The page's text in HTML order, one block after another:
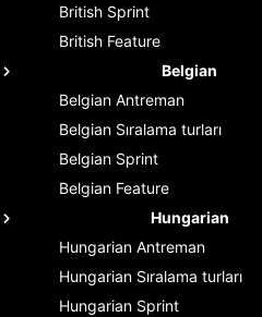
British Sprint
British Feature
Belgian
Belgian Antreman
Belgian Sıralama turları
Belgian Sprint
Belgian Feature
Hungarian
Hungarian Antreman
Hungarian Sıralama turları
Hungarian Sprint